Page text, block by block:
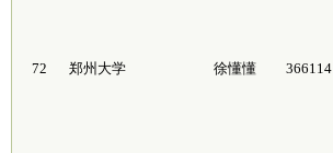
72 郑州大学 徐懂懂 366114